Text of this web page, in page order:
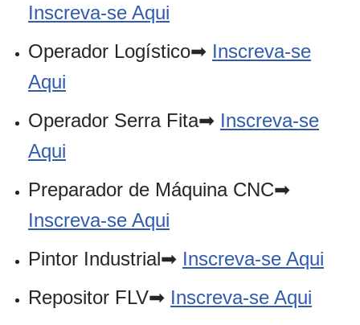
Inscreva-se Aqui
Operador Logístico➡ Inscreva-se
Aqui
Operador Serra Fita➡ Inscreva-se
Aqui
Preparador de Máquina CNC➡
Inscreva-se Aqui
Pintor Industrial➡ Inscreva-se Aqui
Repositor FLV➡ Inscreva-se Aqui